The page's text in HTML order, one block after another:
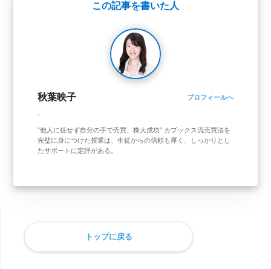
この記事を書いた人
秋葉映子 プロフィールへ
.
”他人に任せず自分の手で売買、株大成功” カブックス流売買法を
完璧に身につけた授業は、生徒からの信頼も厚く、しっかりとし
たサポートに定評がある。
トップに戻る